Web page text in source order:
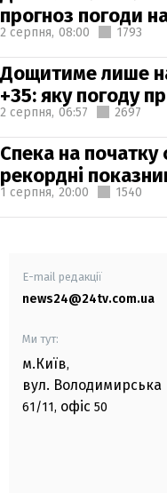
прогноз погоди
2 серпня, 08:00 1793
Дощитиме лише
+35: яку погоду
2 серпня, 06:57 2697
Спека на
рекордні
1 серпня, 20:00 1540
E-mail редакції
news24@24tv.com.ua
Ми тут:
м.Київ,
вул. Володимирська
61/11, офіс 50